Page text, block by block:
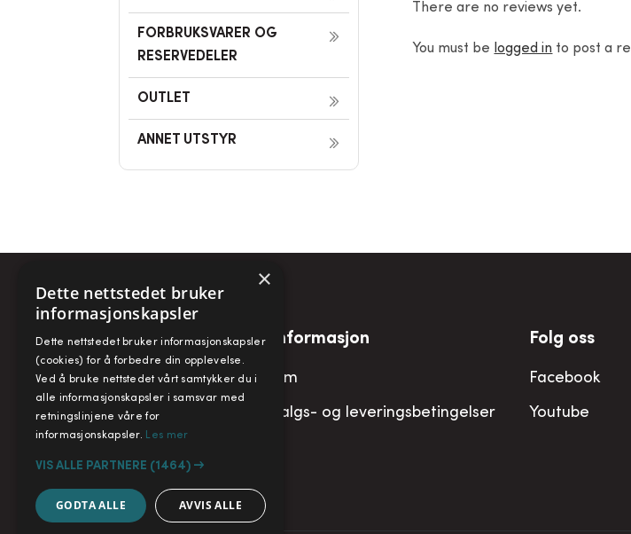
FORBRUKSVARER OG
RESERVEDELER
OUTLET
ANNET UTSTYR
There are no reviews yet.
You must be logged in to post a
Snarveier
Min konto
Handlekurv
Informasjon
Om
Salgs- og leveringsbetingelser
Folg oss
Facebook
Youtube
×
Dette nettstedet bruker
informasjonskapsler
Dette nettstedet bruker informasjonskapsler
(cookies) for å forbedre din opplevelse.
Ved å bruke nettstedet vårt samtykker du i
alle informasjonskapsler i samsvar med
retningslinjene våre for
informasjonskapsler. Les mer
VIS ALLE PARTNERE (1464) →
GODTA ALLE AVVIS ALLE